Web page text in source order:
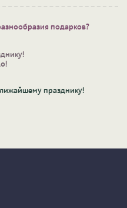
подарков?
празднику!